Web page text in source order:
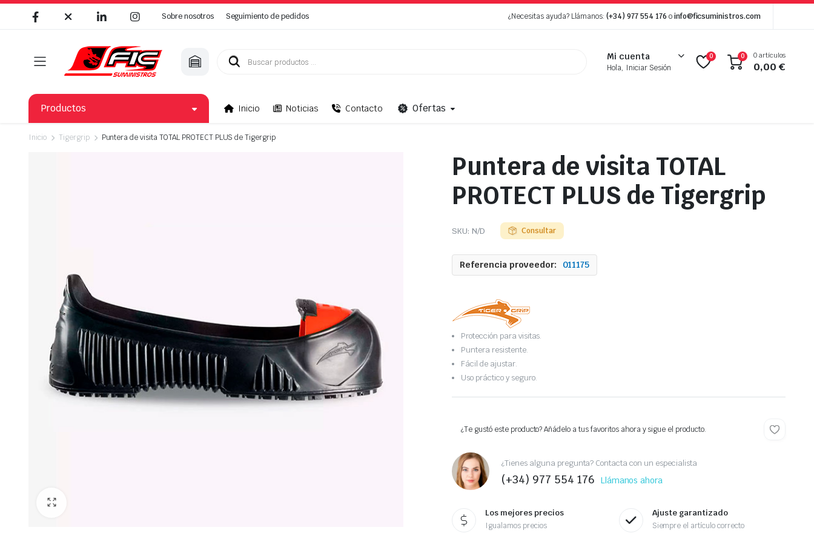
Sobre nosotros Seguimiento de pedidos ¿Necesitas ayuda? Llámanos:(+34) 977 554 176 oinfo@ficsuministros.com
Búsqueda
Mi cuenta
Hola, Iniciar Sesión
0 0 0 artículos
0,00€
Productos Inicio Noticias Contacto Ofertas
Inicio Tigergrip Puntera de visita TOTAL PROTECT PLUS de Tigergrip
Puntera de visita TOTAL
PROTECT PLUS de Tigergrip
SKU: N/D Consultar
Referencia proveedor: 011175
Protección para visitas.
Puntera resistente.
Fácil de ajustar.
Uso práctico y seguro.
¿Te gustó este producto? Añádelo a tus favoritos ahora y sigue el producto.
¿Tienes alguna pregunta? Contacta con un especialista
(+34) 977 554 176 Llámanos ahora
Los mejores precios
Igualamos precios
Ajuste garantizado
Siempre el artículo correcto